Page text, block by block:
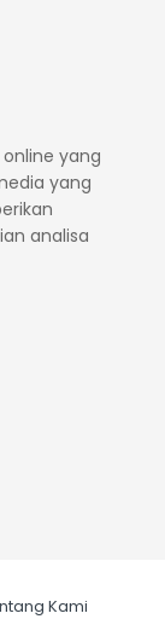
yang
yang
analisa
Kami